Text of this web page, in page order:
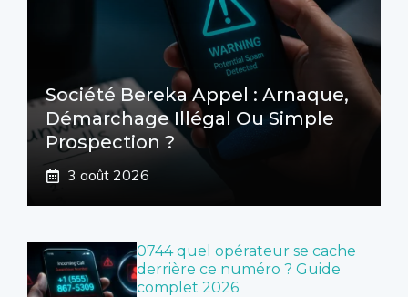
Société Bereka Appel : Arnaque,
Démarchage Illégal Ou Simple
Prospection ?
3 août 2026
0744 quel opérateur se cache
derrière ce numéro ? Guide
complet 2026